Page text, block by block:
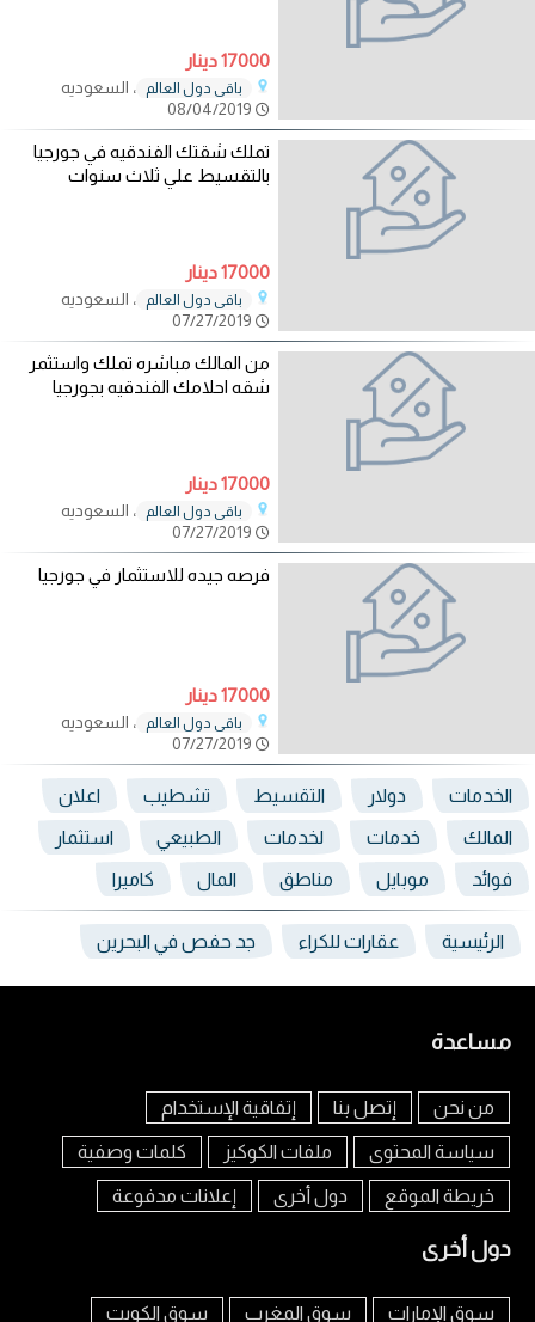
17000 دينار
باقي دول العالم
، السعوديه
تملك شقتك الفندقيه في جورجيا
بالتقسيط علي ثلاث سنوات
17000 دينار
باقي دول العالم
، السعوديه
من المالك مباشره تملك واستثمر
شقه احلامك الفندقيه بجورجيا
17000 دينار
باقي دول العالم
، السعوديه
فرصه جيده للاستثمار في جورجيا
17000 دينار
باقي دول العالم
، السعوديه
الخدمات دولار التقسيط تشطيب اعلان
المالك خدمات لخدمات الطبيعي استثمار
فوائد موبايل مناطق المال كاميرا
الرئيسية عقارات للكراء جد حفص في البحرين
مساعدة
من نحن إتصل بنا إتفاقية الإستخدام
سياسة المحتوى ملفات الكوكيز كلمات وصفية
خريطة الموقع دول أخرى إعلانات مدفوعة
دول أخرى
سوق الإمارات سوق المغرب سوق الكويت